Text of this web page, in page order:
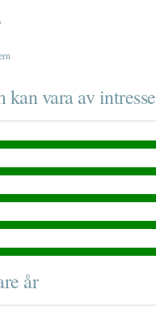
vara av intresse
år